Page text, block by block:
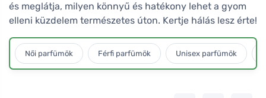
és meglátja, milyen könnyű és hatékony lehet a gyom
elleni küzdelem természetes úton. Kertje hálás lesz érte!
Női parfümök Férfi parfümök Unisex parfümök